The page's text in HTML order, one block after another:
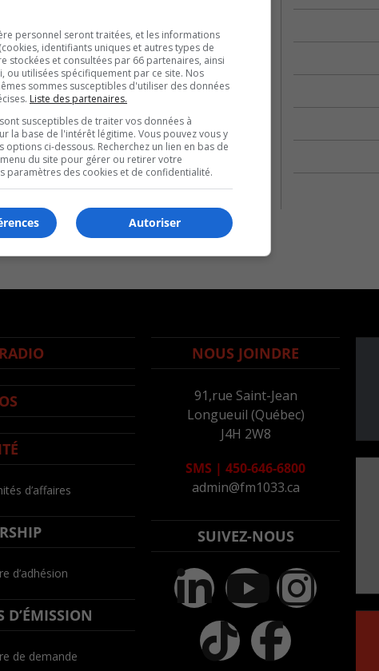
d’affaires
d’adhésion
D’ÉMISSION
de demande
NOUS JOINDRE
91,rue Saint-Jean
Longueuil (Québec)
J4H 2W8
SMS | 450-646-6800
admin@fm1033.ca
SUIVEZ-NOUS
personnel seront traitées, et les informations
identifiants uniques et autres types de
stockées et consultées par 66 partenaires, ainsi
ou utilisées spécifiquement par ce site. Nos
sommes susceptibles d'utiliser des données
Liste des partenaires.
susceptibles de traiter vos données à
la base de l'intérêt légitime. Vous pouvez vous y
ci-dessous. Recherchez un lien en bas de
du site pour gérer ou retirer votre
paramètres des cookies et de confidentialité.
Autoriser